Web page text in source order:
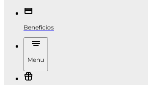
Beneficios
Menu